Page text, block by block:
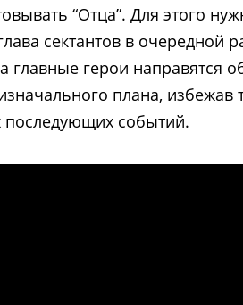
“Отца”. Для этого
сектантов в очередной
главные герои направятся
плана,
последующих событий.